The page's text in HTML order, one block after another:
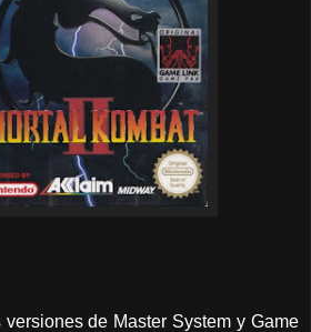
de Master System y Game